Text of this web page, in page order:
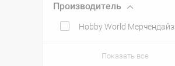
Производитель
Hobby World Мерчендайз
Показать все